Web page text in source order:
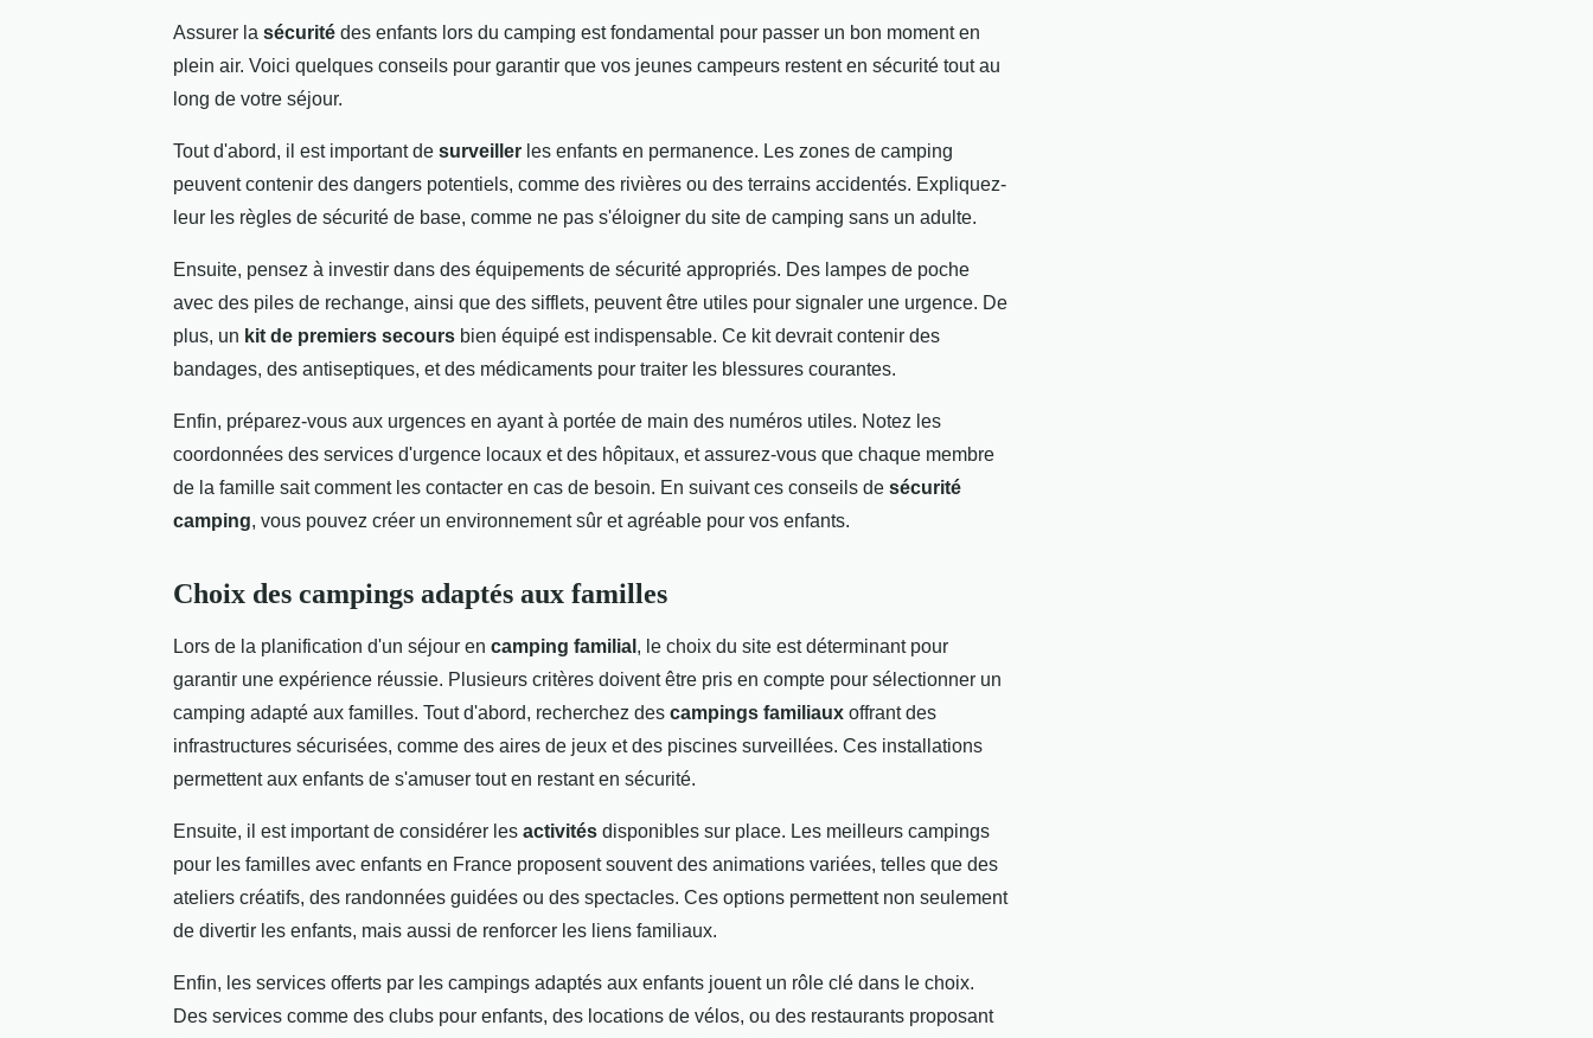
Assurer la sécurité des enfants lors du camping est fondamental pour passer un bon moment en
plein air. Voici quelques conseils pour garantir que vos jeunes campeurs restent en sécurité tout au
long de votre séjour.
Tout d'abord, il est important de surveiller les enfants en permanence. Les zones de camping
peuvent contenir des dangers potentiels, comme des rivières ou des terrains accidentés. Expliquez-
leur les règles de sécurité de base, comme ne pas s'éloigner du site de camping sans un adulte.
Ensuite, pensez à investir dans des équipements de sécurité appropriés. Des lampes de poche
avec des piles de rechange, ainsi que des sifflets, peuvent être utiles pour signaler une urgence. De
plus, un kit de premiers secours bien équipé est indispensable. Ce kit devrait contenir des
bandages, des antiseptiques, et des médicaments pour traiter les blessures courantes.
Enfin, préparez-vous aux urgences en ayant à portée de main des numéros utiles. Notez les
coordonnées des services d'urgence locaux et des hôpitaux, et assurez-vous que chaque membre
de la famille sait comment les contacter en cas de besoin. En suivant ces conseils de sécurité
camping, vous pouvez créer un environnement sûr et agréable pour vos enfants.
Choix des campings adaptés aux familles
Lors de la planification d'un séjour en camping familial , le choix du site est déterminant pour
garantir une expérience réussie. Plusieurs critères doivent être pris en compte pour sélectionner un
camping adapté aux familles. Tout d'abord, recherchez des campings familiaux offrant des
infrastructures sécurisées, comme des aires de jeux et des piscines surveillées. Ces installations
permettent aux enfants de s'amuser tout en restant en sécurité.
Ensuite, il est important de considérer les activités disponibles sur place. Les meilleurs campings
pour les familles avec enfants en France proposent souvent des animations variées, telles que des
ateliers créatifs, des randonnées guidées ou des spectacles. Ces options permettent non seulement
de divertir les enfants, mais aussi de renforcer les liens familiaux.
Enfin, les services offerts par les campings adaptés aux enfants jouent un rôle clé dans le choix.
Des services comme des clubs pour enfants, des locations de vélos, ou des restaurants proposant